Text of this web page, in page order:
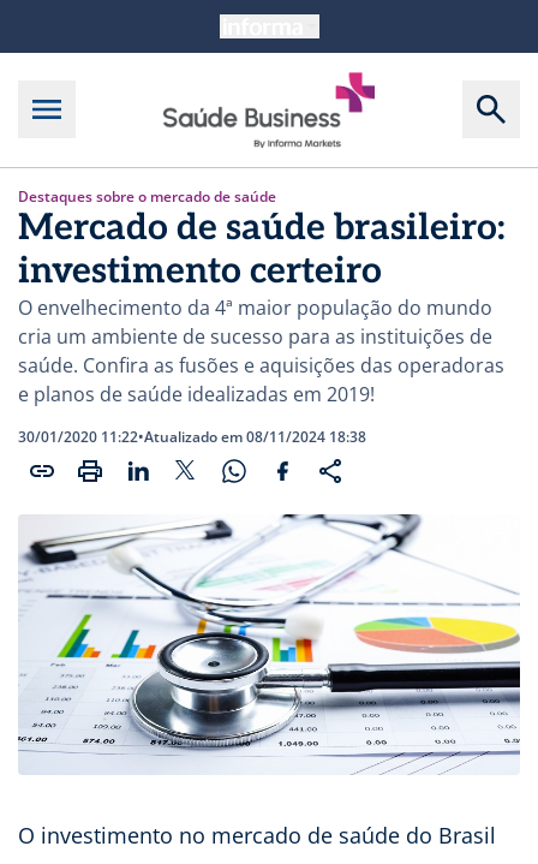
Destaques sobre o mercado de saúde
Mercado de saúde brasileiro:
investimento certeiro
O envelhecimento da 4ª maior população do mundo
cria um ambiente de sucesso para as instituições de
saúde. Confira as fusões e aquisições das operadoras
e planos de saúde idealizadas em 2019!
30/01/2020 11:22•Atualizado em 08/11/2024 18:38
O investimento no mercado de saúde do Brasil